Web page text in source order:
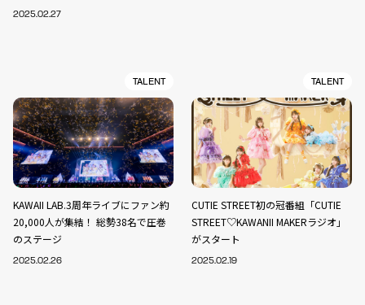
2025.02.27
TALENT
KAWAII LAB.3周年ライブにファン約
20,000人が集結！ 総勢38名で圧巻
のステージ
2025.02.26
TALENT
CUTIE STREET初の冠番組「CUTIE
STREET♡KAWANII MAKERラジオ」
がスタート
2025.02.19